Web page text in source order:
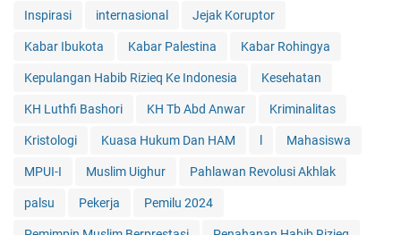
Inspirasi internasional Jejak Koruptor
Kabar Ibukota Kabar Palestina Kabar Rohingya
Kepulangan Habib Rizieq Ke Indonesia Kesehatan
KH Luthfi Bashori KH Tb Abd Anwar Kriminalitas
Kristologi Kuasa Hukum Dan HAM Mahasiswa
MPUI-I Muslim Uighur Pahlawan Revolusi Akhlak
palsu Pekerja Pemilu 2024